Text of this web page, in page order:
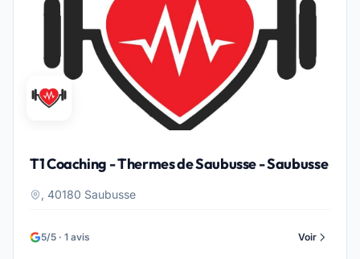
T1 Coaching - Thermes de Saubusse - Saubusse
, 40180 Saubusse
5/5 · 1 avis Voir